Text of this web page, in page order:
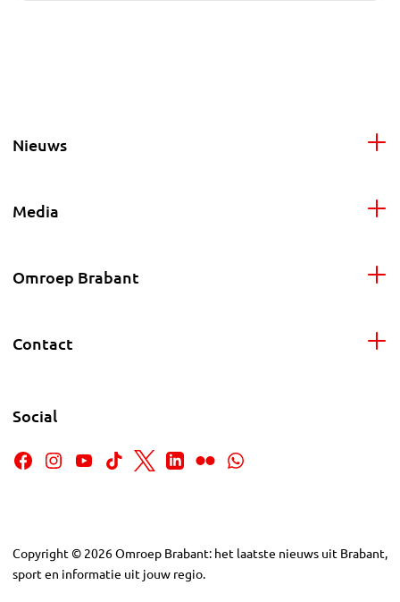
Nieuws
Media
Omroep Brabant
Contact
Social
Copyright © 2026Omroep Brabant: het laatste nieuws uit Brabant,
sport en informatie uit jouw regio.